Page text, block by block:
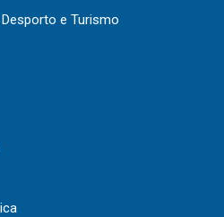
e Turismo